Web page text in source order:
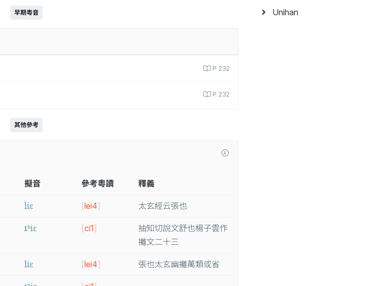
早期粵音
P.232
P.232
其他參考
擬音 參考粵讀 釋義
liɛ [lei4] 太玄經云張也
ȶʰiɛ [ci1]
抽知切說文舒也楊子雲作
攡文二十三
liɛ [lei4] 張也太玄幽攡萬類或省
Unihan